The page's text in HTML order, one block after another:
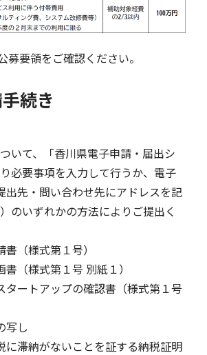
募要領をご確認ください。
続き
いて、「香川県電子申請・届出シ
必要事項を入力して行うか、電子
先・問い合わせ先にアドレスを記
のいずれかの方法によりご提出く
書（様式第１号）
書（様式第１号 別紙１）
タートアップの確認書（様式第１号
写し
に滞納がないことを証する納税証明